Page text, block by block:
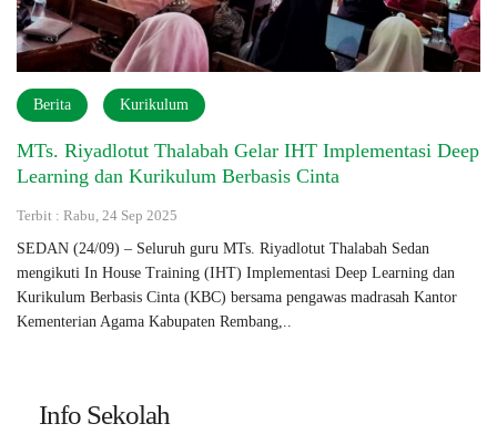
Berita Kurikulum
MTs. Riyadlotut Thalabah Gelar IHT Implementasi Deep
Learning dan Kurikulum Berbasis Cinta
Terbit : Rabu, 24 Sep 2025
SEDAN (24/09) – Seluruh guru MTs. Riyadlotut Thalabah Sedan
mengikuti In House Training (IHT) Implementasi Deep Learning dan
Kurikulum Berbasis Cinta (KBC) bersama pengawas madrasah Kantor
Kementerian Agama Kabupaten Rembang,..
Info Sekolah